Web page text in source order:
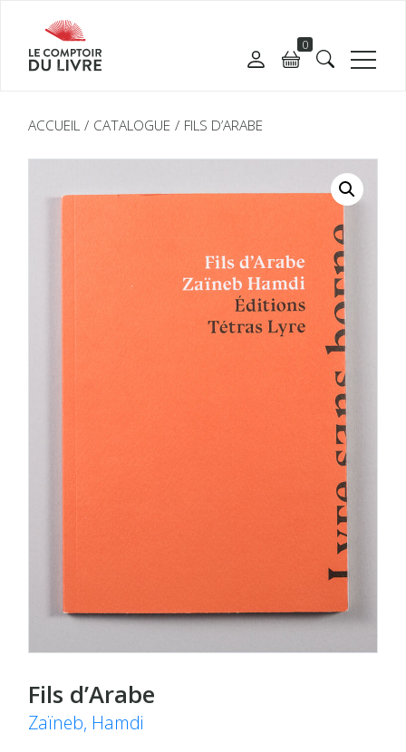
0
ACCUEIL CATALOGUE FILS D’ARABE
Fils d’Arabe
Zaïneb, Hamdi